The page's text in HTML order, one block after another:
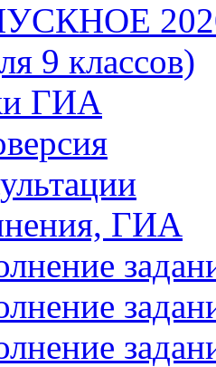
9 классов)
ГИА
ГИА